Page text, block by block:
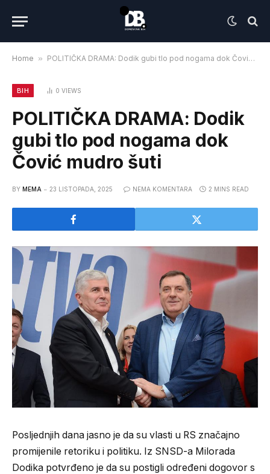
Home » POLITIČKA DRAMA: Dodik gubi tlo pod nogama dok Čović mudro šuti
BIH 0 VIEWS
POLITIČKA DRAMA: Dodik
gubi tlo pod nogama dok
Čović mudro šuti
BY MEMA 23 LISTOPADA, 2025 NEMA KOMENTARA 2 MINS READ
Posljednjih dana jasno je da su vlasti u RS značajno
promijenile retoriku i politiku. Iz SNSD-a Milorada
Dodika potvrđeno je da su postigli određeni dogovor s